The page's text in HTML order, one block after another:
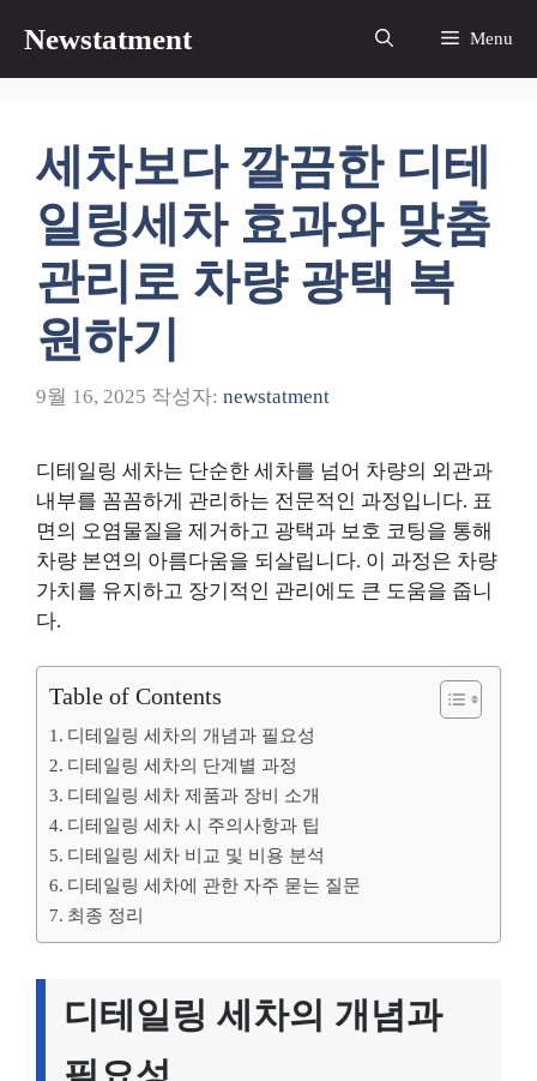
츠
Newstatment Menu
세차보다 깔끔한 디테
일링세차 효과와 맞춤
관리로 차량 광택 복
원하기
9월 16, 2025 작성자: newstatment
디테일링 세차는 단순한 세차를 넘어 차량의 외관과
내부를 꼼꼼하게 관리하는 전문적인 과정입니다. 표
면의 오염물질을 제거하고 광택과 보호 코팅을 통해
차량 본연의 아름다움을 되살립니다. 이 과정은 차량
가치를 유지하고 장기적인 관리에도 큰 도움을 줍니
다.
Table of Contents
디테일링 세차의 개념과 필요성
디테일링 세차의 단계별 과정
디테일링 세차 제품과 장비 소개
디테일링 세차 시 주의사항과 팁
디테일링 세차 비교 및 비용 분석
디테일링 세차에 관한 자주 묻는 질문
최종 정리
디테일링 세차의 개념과